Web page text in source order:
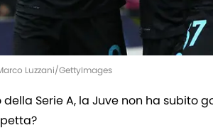
Luzzani/GettyImages
Serie A, la Juve non ha subito